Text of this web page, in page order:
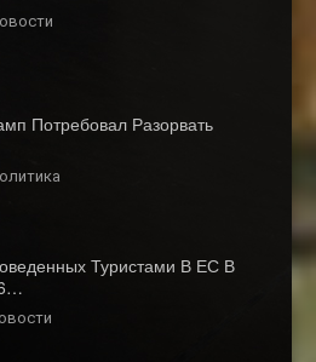
Потребовал Разорвать
Туристами В ЕС В